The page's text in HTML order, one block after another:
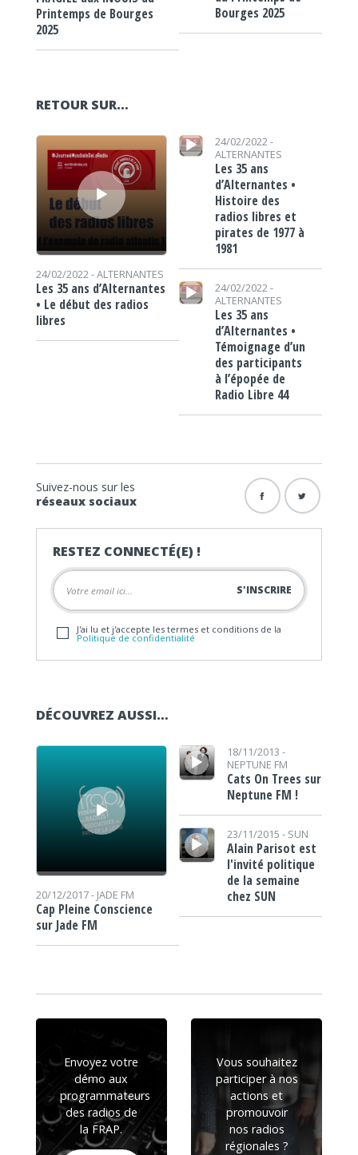
Printemps de Bourges
2025
Bourges 2025
RETOUR SUR…
Lecteur audio
24/02/2022 -ALTERNANTES
Les 35 ans d’Alternantes
• Le début des radios
libres
Lecteur audio
24/02/2022 -
ALTERNANTES
Les 35 ans
d’Alternantes •
Histoire des
radios libres et
pirates de 1977 à
1981
Lecteur audio
24/02/2022 -
ALTERNANTES
Les 35 ans
d’Alternantes •
Témoignage d’un
des participants
à l’épopée de
Radio Libre 44
Suivez-nous sur les
réseaux sociaux
RESTEZ CONNECTÉ(E) !
J'ai lu et j'accepte les termes et conditions de la
Politique de confidentialité
DÉCOUVREZ AUSSI…
Lecteur audio
20/12/2017 - JADE FM
Cap Pleine Conscience
sur Jade FM
Lecteur audio18/11/2013 -
NEPTUNE FM
Cats On Trees sur
Neptune FM !
Lecteur audio
23/11/2015 - SUN
Alain Parisot est
l'invité politique
de la semaine
chez SUN
Envoyez votre
démo aux
programmateurs
des radios de
la FRAP.
Vous souhaitez
participer à nos
actions et
promouvoir
nos radios
régionales ?